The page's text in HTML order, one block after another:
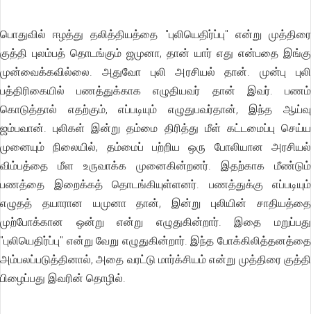
பொதுவில் ஈழத்து தலித்தியத்தை "புலியெதிர்ப்பு" என்று முத்திரை
குத்தி புலம்பத் தொடங்கும் ஜமுனா, தான் யார் எது என்பதை இங்கு
முன்வைக்கவில்லை. அதுவோ புலி அரசியல் தான். முன்பு புலி
பத்திரிகையில் பணத்துக்காக எழுதியவர் தான் இவர். பணம்
கொடுத்தால் எதற்கும், எப்படியும் எழுதுபவர்தான், இந்த ஆய்வு
ஜம்பவான். புலிகள் இன்று தம்மை திரித்து மீள் கட்டமைப்பு செய்ய
முனையும் நிலையில், தம்மைப் பற்றிய ஒரு போலியான அரசியல்
விம்பத்தை மீள உருவாக்க முனைகின்றனர். இதற்காக மீண்டும்
பணத்தை இறைக்கத் தொடங்கியுள்ளனர். பணத்துக்கு எப்படியும்
எழுதத் தயாரான யமுனா தான், இன்று புலியின் சாதியத்தை
முற்போக்கான ஒன்று என்று எழுதுகின்றார். இதை மறுப்பது
"புலியெதிர்ப்பு" என்று வேறு எழுதுகின்றார். இந்த போக்கிலித்தனத்தை
அம்பலப்படுத்தினால், அதை வரட்டு மார்க்சியம் என்று முத்திரை குத்தி
பிழைப்பது இவரின் தொழில்.